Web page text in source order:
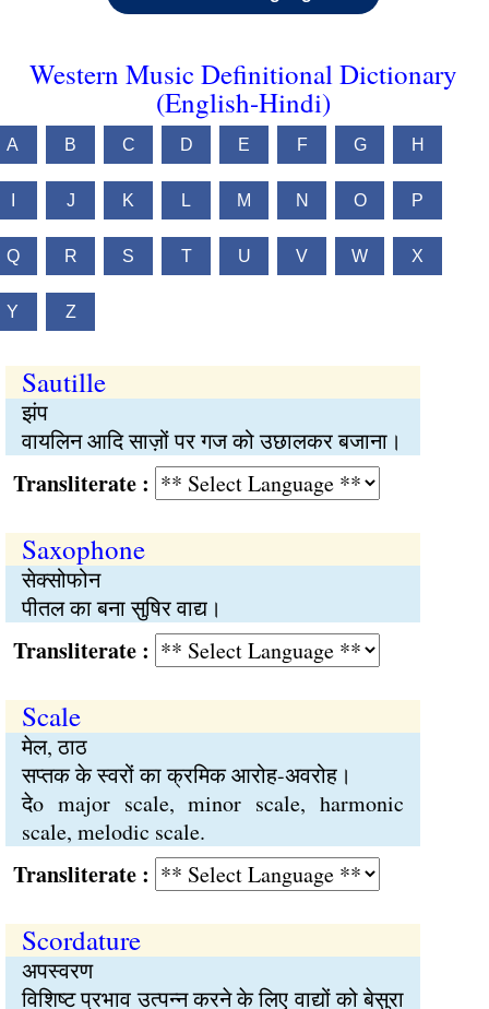
Western Music Definitional Dictionary
(English-Hindi)
A B C D E F G H
J K L M N O P
Q R S T U V W X
Y Z
Sautille
झंप
वायलिन आदि साज़ों पर गज को उछालकर बजाना।
:
Saxophone
सेक्सोफोन
पीतल का बना सुषिर वाद्य।
:
Scale
मेल, ठाठ
सप्तक के स्वरों का क्रमिक आरोह-अवरोह।
देo major scale, minor scale, harmonic
scale, melodic scale.
:
Scordature
अपस्वरण
विशिष्ट प्रभाव उत्पन्न करने के लिए वाद्यों को बेसुरा